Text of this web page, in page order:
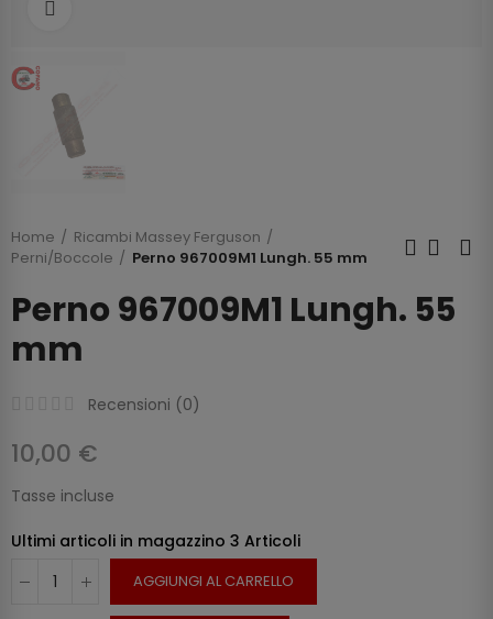
Home
Ricambi Massey Ferguson
Perni/Boccole
Perno 967009M1 Lungh. 55 mm
Perno 967009M1 Lungh. 55
mm
Recensioni (0)
10,00 €
Tasse incluse
Ultimi articoli in magazzino 3 Articoli
AGGIUNGI AL CARRELLO